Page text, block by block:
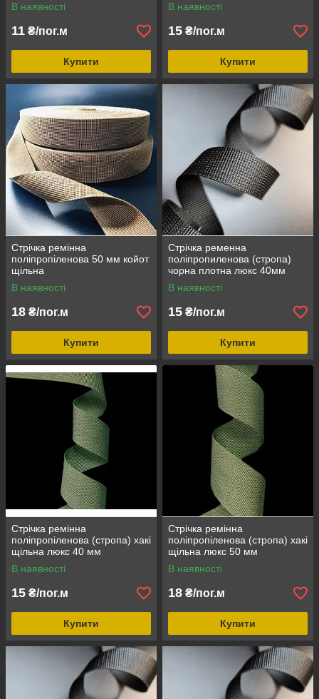
В наявності
11 ₴/пог.м
Купити
В наявності
15 ₴/пог.м
Купити
Стрічка ремінна
поліпропіленова 50 мм койот
щільна
В наявності
18 ₴/пог.м
Купити
Стрічка ременна
поліпропиленова (стропа)
чорна плотна люкс 40мм
В наявності
15 ₴/пог.м
Купити
Стрічка ремінна
поліпропіленова (стропа) хакі
щільна люкс 40 мм
В наявності
15 ₴/пог.м
Купити
Стрічка ремінна
поліпропіленова (стропа) хакі
щільна люкс 50 мм
В наявності
18 ₴/пог.м
Купити